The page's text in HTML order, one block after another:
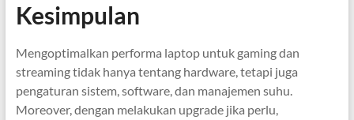
Kesimpulan
Mengoptimalkan performa laptop untuk gaming dan
streaming tidak hanya tentang hardware, tetapi juga
pengaturan sistem, software, dan manajemen suhu.
Moreover, dengan melakukan upgrade jika perlu,